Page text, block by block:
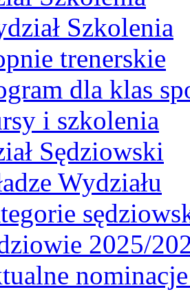
Szkolenia
trenerskie
dla klas
i szkolenia
Sędziowski
Wydziału
2025/